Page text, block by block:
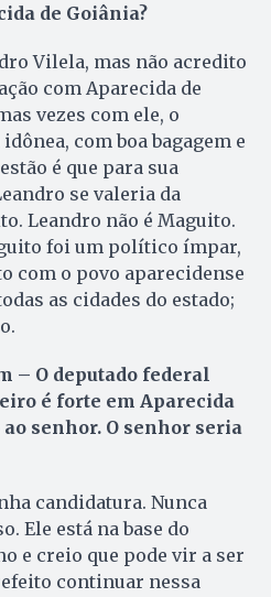
de Goiânia?
Vilela, mas não acredito
com Aparecida de
vezes com ele, o
com boa bagagem e
é que para sua
se valeria da
Leandro não é Maguito.
foi um político ímpar,
com o povo aparecidense
as cidades do estado;
– O deputado federal
é forte em Aparecida
senhor. O senhor seria
candidatura. Nunca
Ele está na base do
e creio que pode vir a ser
continuar nessa